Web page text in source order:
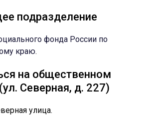
подразделение
фонда России по
краю.
на общественном
Северная, д. 227)
улица.